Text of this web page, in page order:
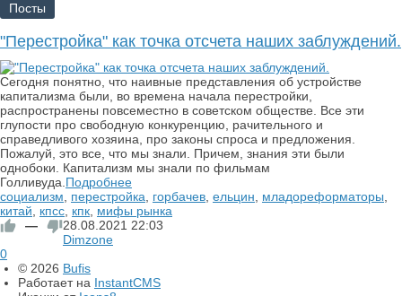
Посты
"Перестройка" как точка отсчета наших заблуждений.
Сегодня понятно, что наивные представления об устройстве
капитализма были, во времена начала перестройки,
распространены повсеместно в советском обществе. Все эти
глупости про свободную конкуренцию, рачительного и
справедливого хозяина, про законы спроса и предложения.
Пожалуй, это все, что мы знали. Причем, знания эти были
однобоки. Капитализм мы знали по фильмам
Голливуда. Подробнее
социализм
перестройка горбачев ельцин младореформаторы
китай
кпсс кпк мифы рынка
—
28.08.2021 22:03
Dimzone
0
© 2026 Bufis
Работает на InstantCMS